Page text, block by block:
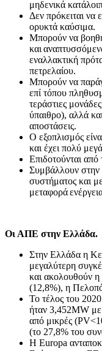
μηδενικά
Δεν πρόκειται να
ορυκτά καύσιμα.
Μπορούν να
και
εναλλακτική
πετρελαίου.
Mπορούν να
επί τόπου
τεράστιες
ύπαιθρο), αλλά
αποστάσεις.
Ο εξοπλισμός
και έχει πολύ
Επιδοτούνται από
Συμβάλλουν στην
συστήματος και
μεταφορά
Οι ΑΠΕ στην Ελλάδα.
Στην Ελλάδα η
μεγαλύτερη
και ακολουθούν
(12,8%), η
Το τέλος του
ήταν 3,452ΜW με
από μικρές
(το 27,8% του
Η Εuropa